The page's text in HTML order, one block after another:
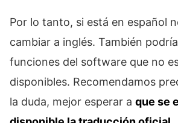
Por lo tanto, si está en español
cambiar a inglés. También
funciones del software que no
disponibles. Recomendamos
la duda, mejor esperar a que se